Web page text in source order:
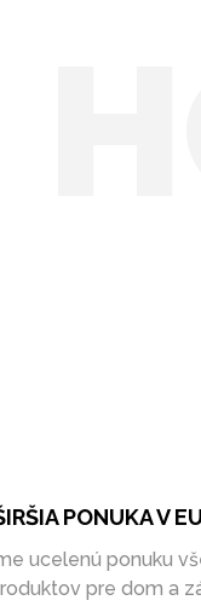
PONUKA V
ucelenú ponuku
pre dom a